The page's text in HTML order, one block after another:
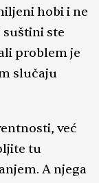
hobi i ne
suštini ste
problem je
slučaju
već
tu
A njega